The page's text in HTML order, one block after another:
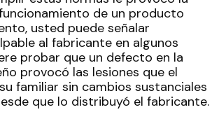
de un producto
usted puede señalar
al fabricante en algunos
probar que un defecto en la
provocó las lesiones que el
familiar sin cambios sustanciales
que lo distribuyó el fabricante.